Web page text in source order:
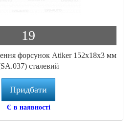
19
форсунок Atiker 152x18x3 мм
сталевий
Придбати
Є в наявності